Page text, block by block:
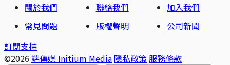
關於我們
聯絡我們
加入我們
常見問題
版權聲明
公司新聞
訂閱支持
©2026 端傳媒 Initium Media 隱私政策 服務條款